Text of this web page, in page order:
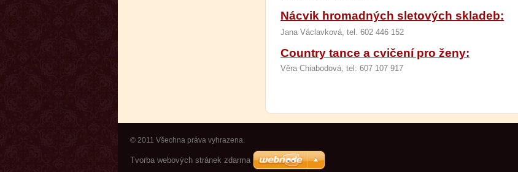
Nácvik hromadných sletových skladeb:
Jana Václavková, tel. 602 446 152
Country tance a cvičení pro ženy:
Věra Chiabodová, tel: 607 107 917
© 2011 Všechna práva vyhrazena.
Tvorba webových stránek zdarma